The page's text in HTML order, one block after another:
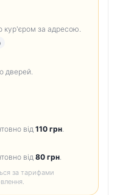
кур'єром за адресою.
дверей.
від110 грн.
від80 грн.
за тарифами